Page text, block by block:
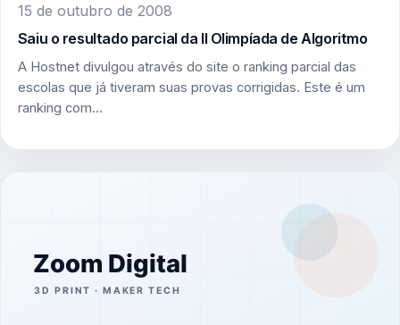
15 de outubro de 2008
Saiu o resultado parcial da II Olimpíada de Algoritmo
A Hostnet divulgou através do site o ranking parcial das
escolas que já tiveram suas provas corrigidas. Este é um
ranking com…